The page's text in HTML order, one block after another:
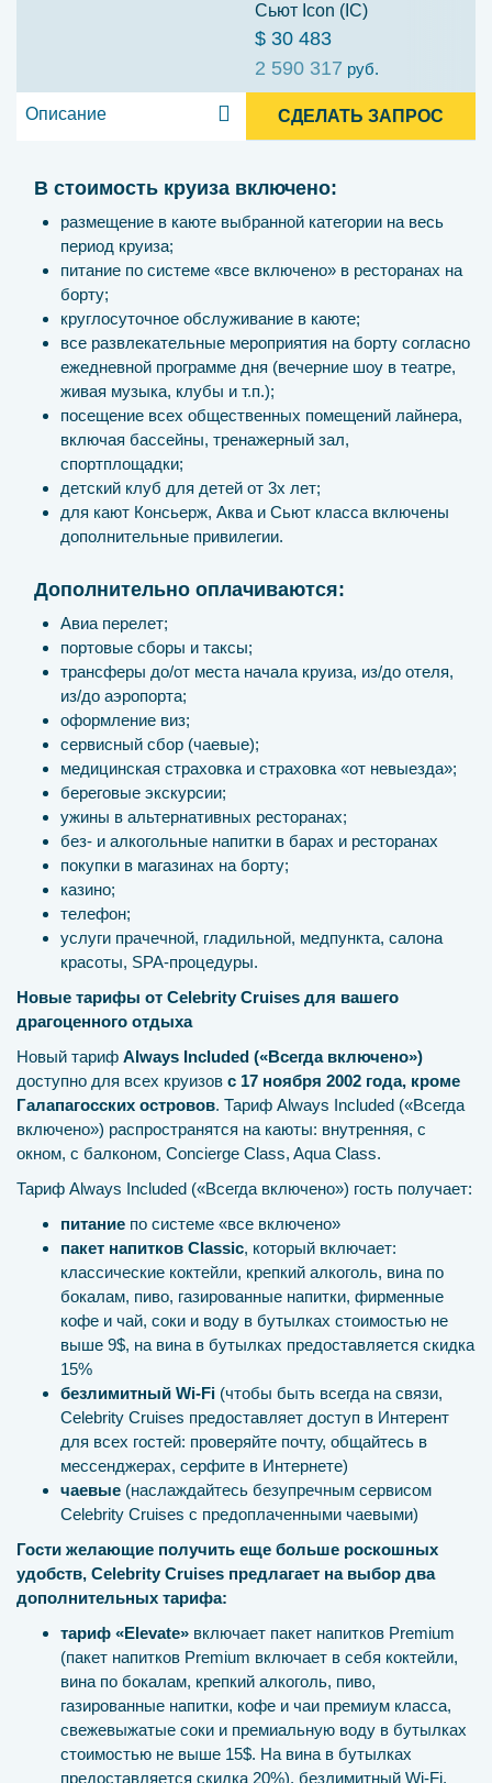
Сьют Icon (IC)
$ 30 483
2 590 317 руб.
Описание СДЕЛАТЬ ЗАПРОС
В стоимость круиза включено:
размещение в каюте выбранной категории на весь
период круиза;
питание по системе «все включено» в ресторанах на
борту;
круглосуточное обслуживание в каюте;
все развлекательные мероприятия на борту согласно
ежедневной программе дня (вечерние шоу в театре,
живая музыка, клубы и т.п.);
посещение всех общественных помещений лайнера,
включая бассейны, тренажерный зал,
спортплощадки;
детский клуб для детей от 3х лет;
для кают Консьерж, Аква и Сьют класса включены
дополнительные привилегии.
Дополнительно оплачиваются:
Авиа перелет;
портовые сборы и таксы;
трансферы до/от места начала круиза, из/до отеля,
из/до аэропорта;
оформление виз;
сервисный сбор (чаевые);
медицинская страховка и страховка «от невыезда»;
береговые экскурсии;
ужины в альтернативных ресторанах;
без- и алкогольные напитки в барах и ресторанах
покупки в магазинах на борту;
казино;
телефон;
услуги прачечной, гладильной, медпункта, салона
красоты, SPA-процедуры.
Новые тарифы от Celebrity Cruises для вашего
драгоценного отдыха
Новый тариф Always Included («Всегда включено»)
доступно для всех круизов с 17 ноября 2002 года, кроме
Галапагосских островов. Тариф Always Included («Всегда
включено») распространятся на каюты: внутренняя, с
окном, с балконом, Concierge Class, Aqua Class.
Тариф Always Included («Всегда включено») гость получает:
питание по системе «все включено»
пакет напитков Classic, который включает:
классические коктейли, крепкий алкоголь, вина по
бокалам, пиво, газированные напитки, фирменные
кофе и чай, соки и воду в бутылках стоимостью не
выше 9$, на вина в бутылках предоставляется скидка
15%
безлимитный Wi-Fi (чтобы быть всегда на связи,
Celebrity Cruises предоставляет доступ в Интерент
для всех гостей: проверяйте почту, общайтесь в
мессенджерах, серфите в Интернете)
чаевые (наслаждайтесь безупречным сервисом
Celebrity Cruises с предоплаченными чаевыми)
Гости желающие получить еще больше роскошных
удобств, Celebrity Cruises предлагает на выбор два
дополнительных тарифа:
тариф «Elevate» включает пакет напитков Premium
(пакет напитков Premium включает в себя коктейли,
вина по бокалам, крепкий алкоголь, пиво,
газированные напитки, кофе и чаи премиум класса,
свежевыжатые соки и премиальную воду в бутылках
стоимостью не выше 15$. На вина в бутылках
предоставляется скидка 20%), безлимитный Wi-Fi,